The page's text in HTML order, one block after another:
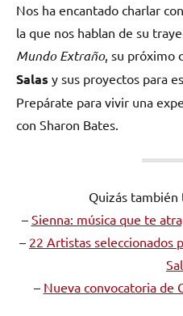
Nos ha encantado charlar
la que nos hablan de su
Mundo Extraño, su próximo
Salas y sus proyectos para
Prepárate para vivir una
con Sharon Bates.
Quizás
– Sienna: música que te
– 22 Artistas seleccionados
– Nueva convocatoria de